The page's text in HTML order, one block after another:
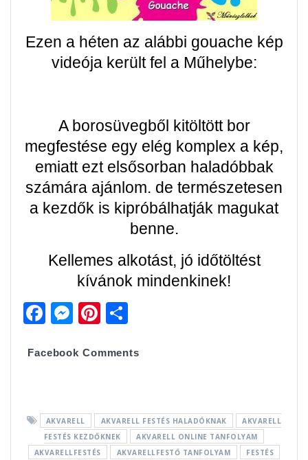
Ezen a héten az alábbi gouache kép
videója került fel a Műhelybe:
A borosüvegből kitöltött bor
megfestése egy elég komplex a kép,
emiatt ezt elsősorban haladóbbak
számára ajánlom. de természetesen
a kezdők is kipróbálhatják magukat
benne.
Kellemes alkotást, jó időtöltést
kívánok mindenkinek!
F
e
o
k
M
ss
g
er
Pi
er za
g
Facebook Comments
AKVARELL AKVARELL FESTÉS HALADÓKNAK
AKVARELL
FESTÉS KEZDŐKNEK
AKVARELL ONLINE TANFOLYAM
AKVARELLFESTÉS
AKVARELLFESTŐ TANFOLYAM
FESTÉS